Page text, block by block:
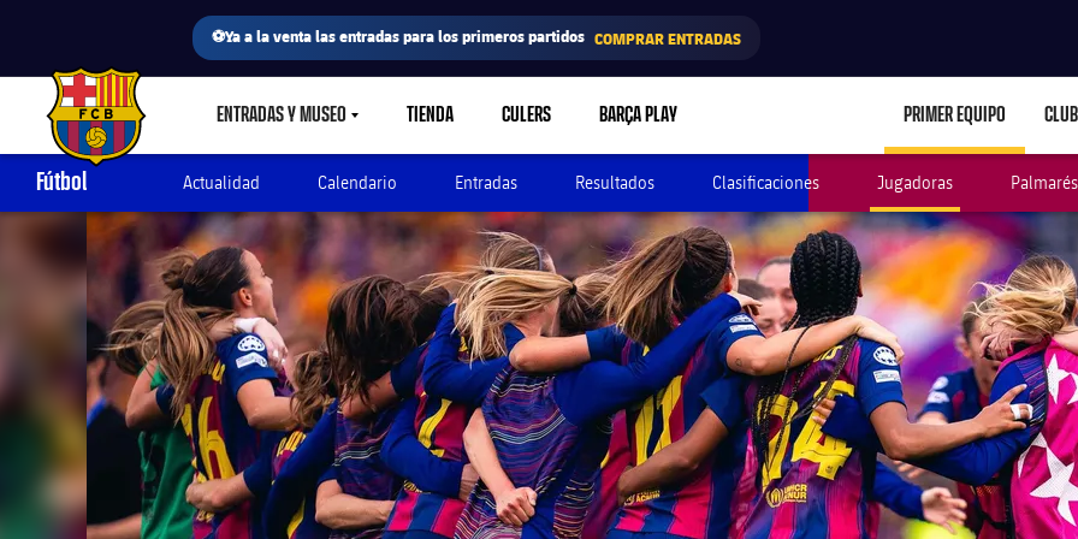
⚽Ya a la venta las entradas para los primeros partidos COMPRAR ENTRADAS
FC Barcelona club badge ENTRADAS Y MUSEOLABEL.SHARE.CARETDOWN
TIENDA CULERS BARÇA PLAY PRIMER EQUIPO CLUB
Fútbol Actualidad Calendario Entradas Resultados Clasificaciones Jugadoras Palmarés